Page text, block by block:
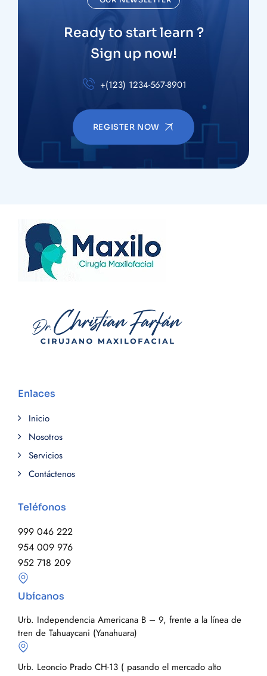
Ready to start learn ?
Sign up now!
+(123) 1234-567-8901
REGISTER NOW
Enlaces
Inicio
Nosotros
Servicios
Contáctenos
Teléfonos
999 046 222
954 009 976
952 718 209
Ubícanos
Urb. Independencia Americana B – 9, frente a la línea de
tren de Tahuaycani (Yanahuara)
Urb. Leoncio Prado CH-13 ( pasando el mercado alto